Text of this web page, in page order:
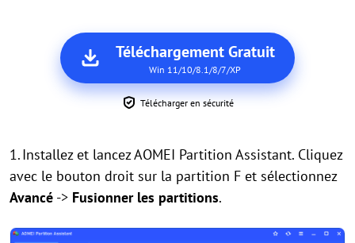
Téléchargement Gratuit
Win 11/10/8.1/8/7/XP
Télécharger en sécurité
1.Installez et lancez AOMEI Partition Assistant. Cliquez
avec le bouton droit sur la partition F et sélectionnez
Avancé -> Fusionner les partitions.